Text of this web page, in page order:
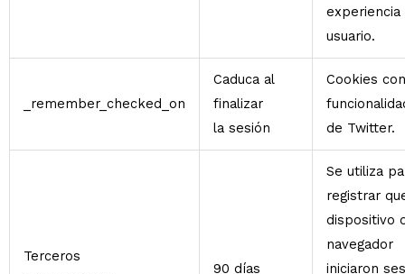
experiencia
usuario.
_remember_checked_on
Caduca al
finalizar
la sesión
Cookies con
de Twitter.
Terceros
90 días
Se utiliza
registrar
dispositivo
navegador
iniciaron